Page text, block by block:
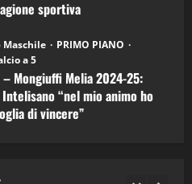
sportiva
Maschile
PRIMO PIANO
a 5
– Mongiuffi Melia 2024-25:
“nel mio animo ho
di vincere”
in Podcast: 30^ Puntata
Maggio 2026)